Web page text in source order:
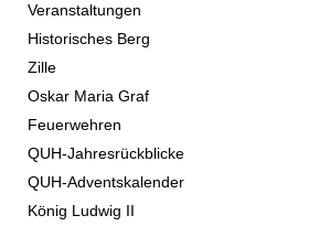
Veranstaltungen
Historisches Berg
Zille
Oskar Maria Graf
Feuerwehren
QUH-Jahresrückblicke
QUH-Adventskalender
König Ludwig II